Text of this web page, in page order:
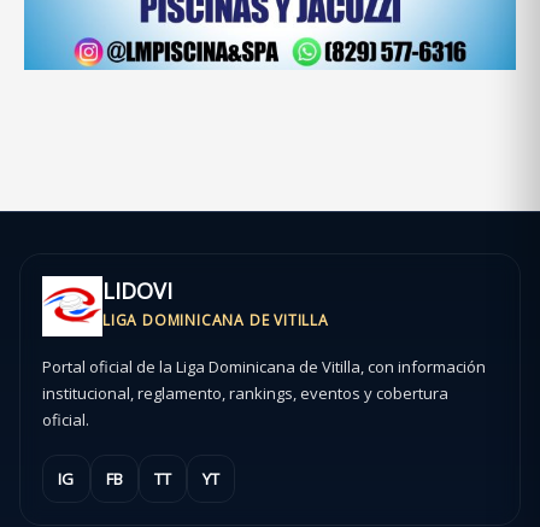
LIDOVI
LIGA DOMINICANA DE VITILLA
Portal oficial de la Liga Dominicana de Vitilla, con información
institucional, reglamento, rankings, eventos y cobertura
oficial.
IG FB TT YT